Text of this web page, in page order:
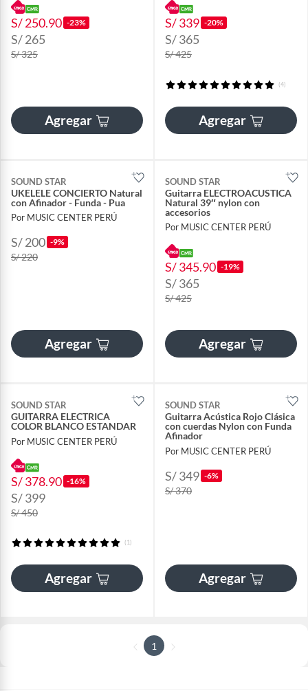
S/ 250.90 -23%
S/ 265
S/ 325
Agregar
S/ 339 -20%
S/ 365
S/ 425
(4)
Agregar
SOUND STAR
UKELELE CONCIERTO Natural
con Afinador - Funda - Pua
Por MUSIC CENTER PERÚ
S/ 200 -9%
S/ 220
Agregar
SOUND STAR
Guitarra ELECTROACUSTICA
Natural 39″ nylon con
accesorios
Por MUSIC CENTER PERÚ
S/ 345.90 -19%
S/ 365
S/ 425
Agregar
SOUND STAR
GUITARRA ELECTRICA
COLOR BLANCO ESTANDAR
Por MUSIC CENTER PERÚ
S/ 378.90 -16%
S/ 399
S/ 450
(1)
Agregar
SOUND STAR
Guitarra Acústica Rojo Clásica
con cuerdas Nylon con Funda
Afinador
Por MUSIC CENTER PERÚ
S/ 349 -6%
S/ 370
Agregar
1